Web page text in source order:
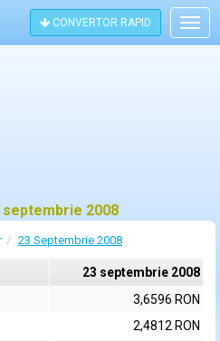
CONVERTOR RAPID
2008
23 Septembrie 2008
23 septembrie 2008
3,6596 RON
2,4812 RON